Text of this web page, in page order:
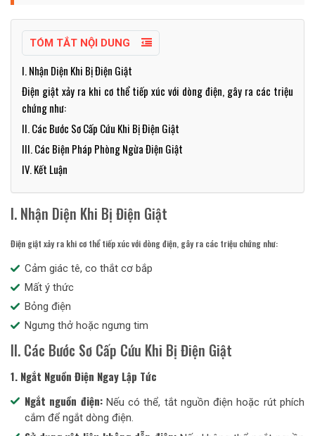
TÓM TẮT NỘI DUNG
I. Nhận Diện Khi Bị Điện Giật
Điện giật xảy ra khi cơ thể tiếp xúc với dòng điện, gây ra các triệu
chứng như:
II. Các Bước Sơ Cấp Cứu Khi Bị Điện Giật
III. Các Biện Pháp Phòng Ngừa Điện Giật
IV. Kết Luận
I. Nhận Diện Khi Bị Điện Giật
Điện giật xảy ra khi cơ thể tiếp xúc với dòng điện, gây ra các triệu chứng như:
Cảm giác tê, co thắt cơ bắp
Mất ý thức
Bỏng điện
Ngưng thở hoặc ngưng tim
II. Các Bước Sơ Cấp Cứu Khi Bị Điện Giật
1. Ngắt Nguồn Điện Ngay Lập Tức
Ngắt nguồn điện: Nếu có thể, tắt nguồn điện hoặc rút phích
cắm để ngắt dòng điện.